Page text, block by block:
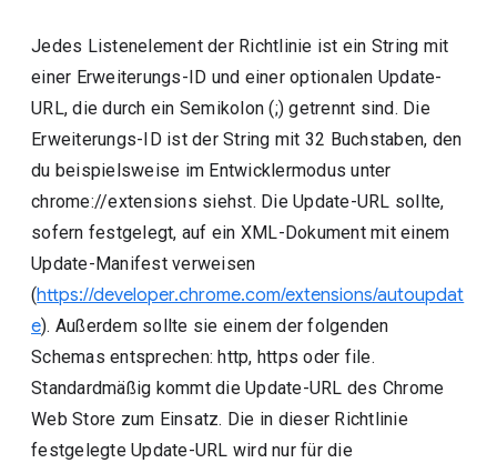
Jedes Listenelement der Richtlinie ist ein String mit
einer Erweiterungs-ID und einer optionalen Update-
URL, die durch ein Semikolon (;) getrennt sind. Die
Erweiterungs-ID ist der String mit 32 Buchstaben, den
du beispielsweise im Entwicklermodus unter
chrome://extensions siehst. Die Update-URL sollte,
sofern festgelegt, auf ein XML-Dokument mit einem
Update-Manifest verweisen
(https://developer.chrome.com/extensions/autoupdat
e). Außerdem sollte sie einem der folgenden
Schemas entsprechen: http, https oder file.
Standardmäßig kommt die Update-URL des Chrome
Web Store zum Einsatz. Die in dieser Richtlinie
festgelegte Update-URL wird nur für die